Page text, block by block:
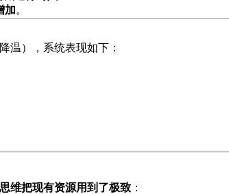
加。
温），系统表现如下：
维把现有资源用到了极致 ：